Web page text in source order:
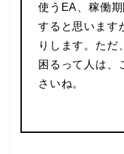
使うEA、稼働
すると思います
りします。ただ
困るって人は、
さいね。